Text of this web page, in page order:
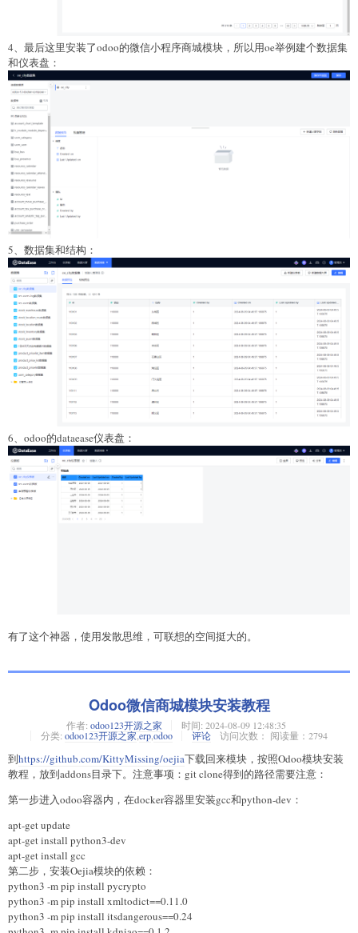
4、最后这里安装了odoo的微信小程序商城模块，所以用oe举例建个数据集
和仪表盘：
5、数据集和结构：
6、odoo的dataease仪表盘：
有了这个神器，使用发散思维，可联想的空间挺大的。
Odoo微信商城模块安装教程
作者: odoo123开源之家 时间: 2024-08-09 12:48:35
分类: odoo123开源之家 erpodoo 评论 访问次数： 阅读量：2794
到https://github.com/KittyMissing/oejia下载回来模块，按照Odoo模块安装
教程，放到addons目录下。注意事项：git clone得到的路径需要注意：
第一步进入odoo容器内，在docker容器里安装gcc和python-dev：
apt-get update
apt-get install python3-dev
apt-get install gcc
第二步，安装Oejia模块的依赖：
python3 -m pip install pycrypto
python3 -m pip install xmltodict==0.11.0
python3 -m pip install itsdangerous==0.24